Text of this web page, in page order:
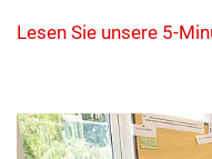
Lesen Sie unsere 5-